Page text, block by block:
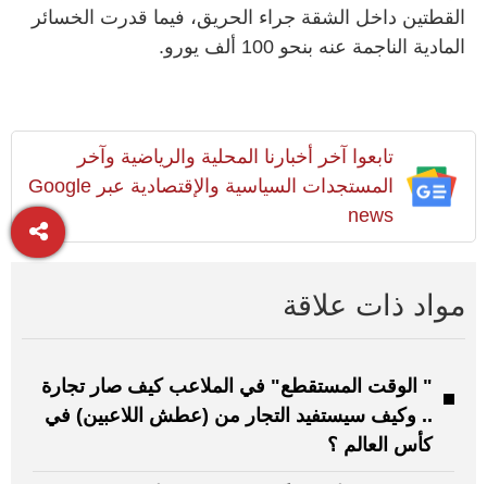
القطتين داخل الشقة جراء الحريق، فيما قدرت الخسائر
المادية الناجمة عنه بنحو 100 ألف يورو.
تابعوا آخر أخبارنا المحلية والرياضية وآخر
المستجدات السياسية والإقتصادية عبر Google
news
مواد ذات علاقة
" الوقت المستقطع" في الملاعب كيف صار تجارة
.. وكيف سيستفيد التجار من (عطش اللاعبين) في
كأس العالم ؟